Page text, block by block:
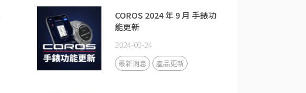
COROS 2024 年 9 月 手錶功
能更新
2024-09-24
最新消息 產品更新